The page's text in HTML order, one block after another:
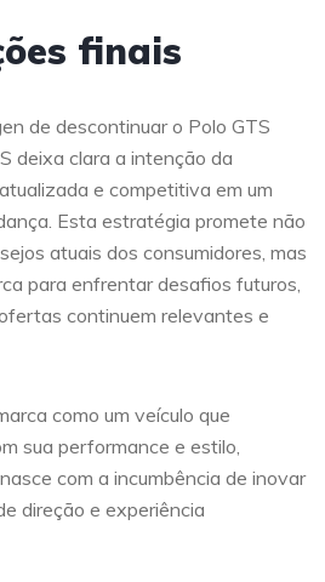
finais
de descontinuar o Polo GTS
deixa clara a intenção da
e competitiva em um
Esta estratégia promete não
atuais dos consumidores, mas
para enfrentar desafios futuros,
continuem relevantes e
como um veículo que
sua performance e estilo,
com a incumbência de inovar
direção e experiência